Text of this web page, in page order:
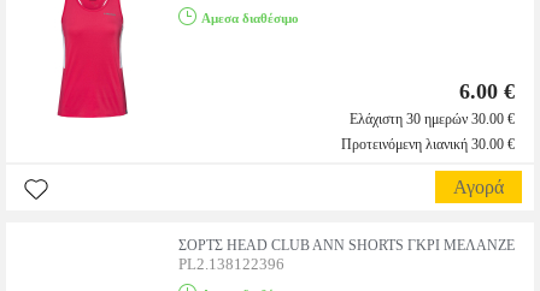
Αμεσα διαθέσιμο
6.00 €
Ελάχιστη 30 ημερών 30.00 €
Προτεινόμενη λιανική 30.00 €
Αγορά
ΣΟΡΤΣ HEAD CLUB ANN SHORTS ΓΚΡΙ ΜΕΛΑΝΖΕ
PL2.138122396